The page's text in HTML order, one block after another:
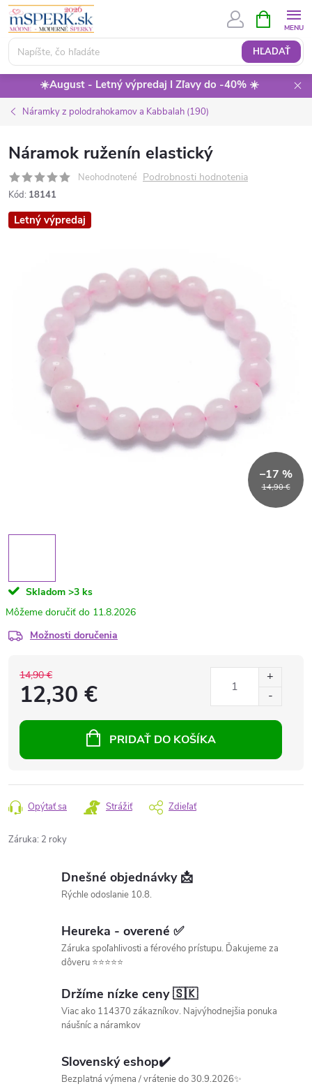
Prejsť
obsah
HĽADAŤ
KOŠÍK
☀️August - Letný výpredaj I Zľavy do -40% ☀️
Náramky z polodrahokamov a Kabbalah (190)
Náramok ruženín elastický
Neohodnotené Podrobnosti hodnotenia
Kód: 18141
Letný výpredaj
14,90 €
–17 %
Skladom >3 ks
11.8.2026
Možnosti doručenia
14,90 €
12,30 €
PRIDAŤ DO KOŠÍKA
Opýtať sa Strážiť Zdieľať
Záruka: 2 roky
Dnešné objednávky 📩
Rýchle odoslanie 10.8.
Heureka - overené ✅
Záruka spoľahlivosti a férového prístupu. Ďakujeme za
dôveru ⭐⭐⭐⭐⭐
Držíme nízke ceny 🇸🇰
Viac ako 114370 zákazníkov. Najvýhodnejšia ponuka
náušníc a náramkov
Slovenský eshop✔️
Bezplatná výmena / vrátenie do 30.9.2026✨